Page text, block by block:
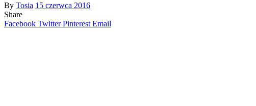
By Tosia 15 czerwca 2016
Share
Facebook Twitter Pinterest Email